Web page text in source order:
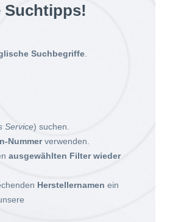
Suchtipps!
Suchbegriffe
Service) suchen.
Nummerverwenden.
ausgewählten Filter wieder
Herstellernamen ein